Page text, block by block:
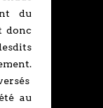
du
donc
au